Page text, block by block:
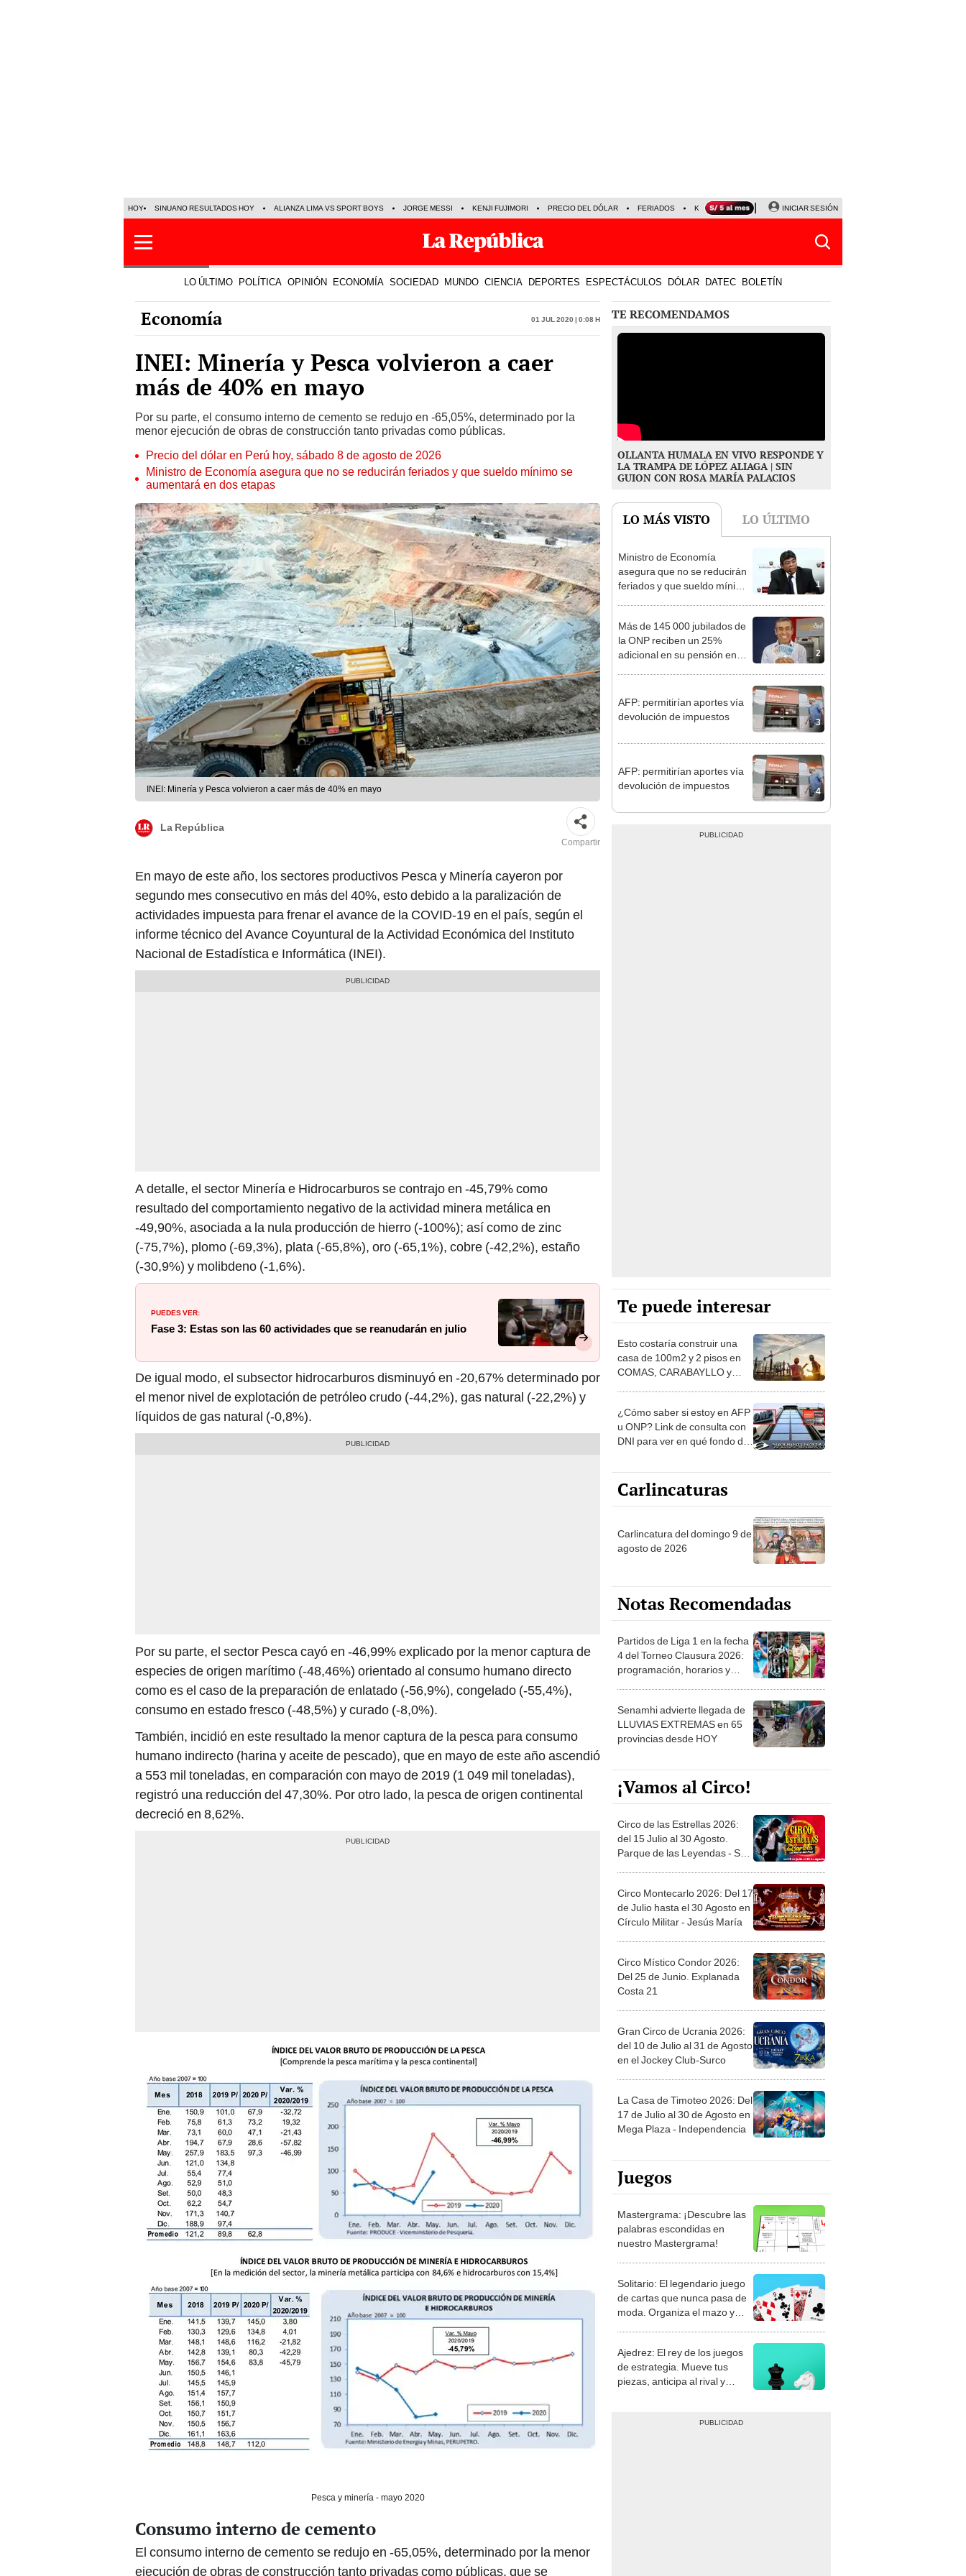
LO ÚLTIMO POLÍTICA OPINIÓN ECONOMÍA SOCIEDAD MUNDO CIENCIA DEPORTES ESPECTÁCULOS DÓLAR DATEC BOLETÍN
Economía 01 Jul 2020 | 0:08 h
INEI: Minería y Pesca volvieron a caer
más de 40% en mayo
Por su parte, el consumo interno de cemento se redujo en -65,05%, determinado por la
menor ejecución de obras de construcción tanto privadas como públicas.
Precio del dólar en Perú hoy, sábado 8 de agosto de 2026
Ministro de Economía asegura que no se reducirán feriados y que sueldo mínimo se
aumentará en dos etapas
INEI: Minería y Pesca volvieron a caer más de 40% en mayo
Compartir
segundo mes consecutivo en más del 40%, esto debido a la paralización de
actividades impuesta para frenar el avance de la COVID-19 en el país, según el
informe técnico del Avance Coyuntural de la Actividad Económica del Instituto
Nacional de Estadística e Informática (INEI).
resultado del comportamiento negativo de la actividad minera metálica en
-49,90%, asociada a la nula producción de hierro (-100%); así como de zinc
(-75,7%), plomo (-69,3%), plata (-65,8%), oro (-65,1%), cobre (-42,2%), estaño
(-30,9%) y molibdeno (-1,6%).
Fase 3: Estas son las 60 actividades que se reanudarán en julio
De igual modo, el subsector hidrocarburos disminuyó en -20,67% determinado por
el menor nivel de explotación de petróleo crudo (-44,2%), gas natural (-22,2%) y
líquidos de gas natural (-0,8%).
especies de origen marítimo (-48,46%) orientado al consumo humano directo
como es el caso de la preparación de enlatado (-56,9%), congelado (-55,4%),
consumo en estado fresco (-48,5%) y curado (-8,0%).
También, incidió en este resultado la menor captura de la pesca para consumo
humano indirecto (harina y aceite de pescado), que en mayo de este año ascendió
a 553 mil toneladas, en comparación con mayo de 2019 (1 049 mil toneladas),
registró una reducción del 47,30%. Por otro lado, la pesca de origen continental
decreció en 8,62%.
El consumo interno de cemento se redujo en -65,05%, determinado por la menor
ejecución de obras de construcción tanto privadas como públicas, que se
mantuvieron suspendidas desde la segunda quincena de marzo como parte de la
OLLANTA HUMALA EN VIVO RESPONDE Y
LA TRAMPA DE LÓPEZ ALIAGA | SIN
GUION CON ROSA MARÍA PALACIOS
LO MÁS VISTO
1
asegura que no se reducirán
feriados y que sueldo mínimo
se aumentará en dos etapas
2
Más de 145 000 jubilados de
la ONP reciben un 25%
adicional en su pensión en
agosto
3
devolución de impuestos
4
devolución de impuestos
Te puede interesar
Esto costaría construir una
casa de 100m2 y 2 pisos en
COMAS, CARABAYLLO y
otros distritos de LIMA
¿Cómo saber si estoy en AFP
u ONP? Link de consulta con
DNI para ver en qué fondo de
pensiones estás
Carlincaturas
agosto de 2026
Notas Recomendadas
Partidos de Liga 1 en la fecha
4 del Torneo Clausura 2026:
programación, horarios y
dónde ver
Senamhi advierte llegada de
LLUVIAS EXTREMAS en 65
provincias desde HOY
¡Vamos al Circo!
Circo de las Estrellas 2026:
del 15 Julio al 30 Agosto.
Parque de las Leyendas - San
Miguel
Circo Montecarlo 2026: Del 17
de Julio hasta el 30 Agosto en
Círculo Militar - Jesús María
Circo Místico Condor 2026:
Del 25 de Junio. Explanada
Costa 21
Gran Circo de Ucrania 2026:
del 10 de Julio al 31 de Agosto
en el Jockey Club-Surco
La Casa de Timoteo 2026: Del
17 de Julio al 30 de Agosto en
Mega Plaza - Independencia
Juegos
Mastergrama: ¡Descubre las
palabras escondidas en
nuestro Mastergrama!
Solitario: El legendario juego
de cartas que nunca pasa de
moda. Organiza el mazo y
demuestra tu habilidad.
Ajedrez: El rey de los juegos
de estrategia. Mueve tus
piezas, anticipa al rival y
consigue el jaque mate.